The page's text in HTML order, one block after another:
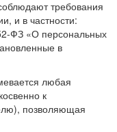
требования
и в частности:
ФЗ «О персональных
в
любая
к
позволяющая